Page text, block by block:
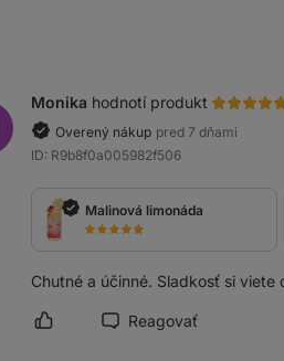
Monika hodnotí produkt
Overený nákup pred 7 dňami
ID: R9b8f0a005982f506
Malinová limonáda
Chutné a účinné. Sladkosť si
Označiť recenziu ako prínosnú
Reagovať